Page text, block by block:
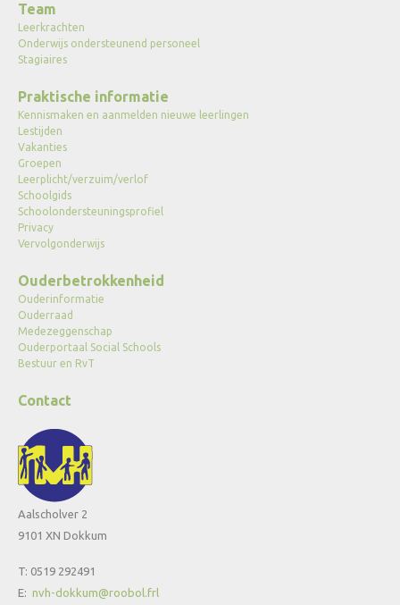
Team
Leerkrachten
Onderwijs ondersteunend personeel
Stagiaires
Praktische informatie
Kennismaken en aanmelden nieuwe leerlingen
Lestijden
Vakanties
Groepen
Leerplicht/verzuim/verlof
Schoolgids
Schoolondersteuningsprofiel
Privacy
Vervolgonderwijs
Ouderbetrokkenheid
Ouderinformatie
Ouderraad
Medezeggenschap
Ouderportaal Social Schools
Bestuur en RvT
Contact
Aalscholver 2
9101 XN Dokkum
T: 0519 292491
E: nvh-dokkum@roobol.frl